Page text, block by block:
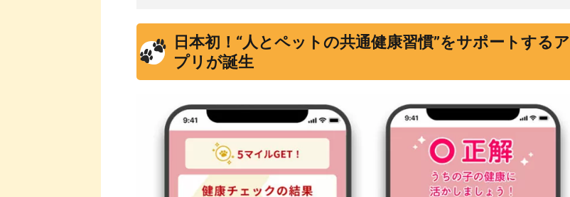
日本初！“人とペットの共通健康習慣”をサポートするア
プリが誕生